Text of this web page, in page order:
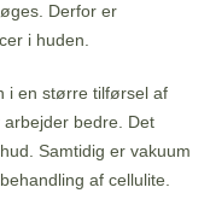
Derfor er
i huden.
i en større tilførsel af
bedre. Det
Samtidig er vakuum
af cellulite.